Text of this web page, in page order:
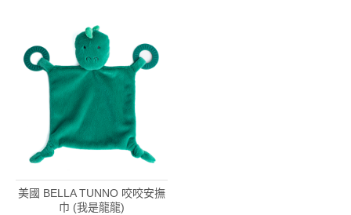
美國 BELLA TUNNO 咬咬安撫
巾 (我是龍龍)